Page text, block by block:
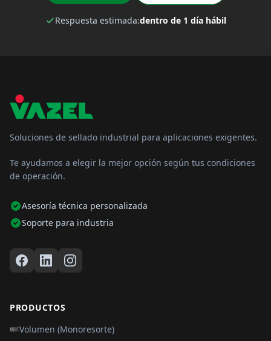
Respuesta estimada:dentro de 1 día hábil
Soluciones de sellado industrial para aplicaciones exigentes.
Te ayudamos a elegir la mejor opción según tus condiciones
de operación.
Asesoría técnica personalizada
Soporte para industria
PRODUCTOS
Volumen (Monoresorte)